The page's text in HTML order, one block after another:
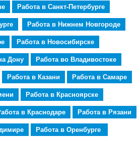
Работа в Санкт-Петербурге
Работа в Нижнем Новгороде
Работа в Новосибирске
Дону Работа во Владивостоке
Работа в Казани Работа в Самаре
Работа в Красноярске
в Краснодаре Работа в Рязани
Работа в Оренбурге